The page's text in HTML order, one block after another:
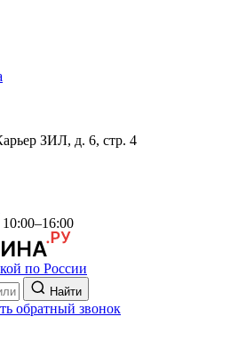
ЗИЛ, д. 6, стр. 4
по России
Найти
обратный звонок